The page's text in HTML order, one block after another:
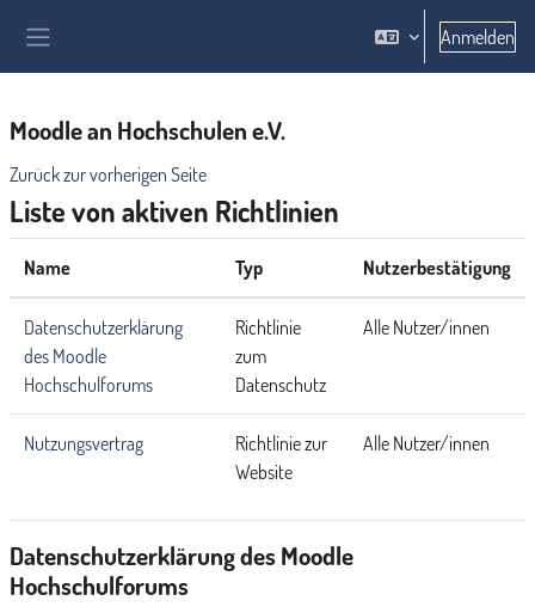
Anmelden
Moodle an Hochschulen e.V.
Zurück zur vorherigen Seite
Liste von aktiven Richtlinien
Name Typ Nutzerbestätigung
Datenschutzerklärung
des Moodle
Hochschulforums
Richtlinie
zum
Datenschutz
Alle Nutzer/innen
Nutzungsvertrag
Richtlinie zur
Website
Alle Nutzer/innen
Datenschutzerklärung des Moodle
Hochschulforums